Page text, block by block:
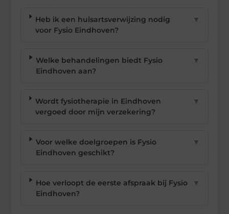
Heb ik een huisartsverwijzing nodig
voor Fysio Eindhoven?
▼
Welke behandelingen biedt Fysio
Eindhoven aan?
▼
Wordt fysiotherapie in Eindhoven
vergoed door mijn verzekering?
▼
Voor welke doelgroepen is Fysio
Eindhoven geschikt?
▼
Hoe verloopt de eerste afspraak bij Fysio
Eindhoven?
▼